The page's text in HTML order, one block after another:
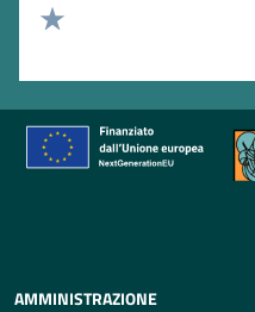
Valuta 2 stelle su 5
AMMINISTRAZIONE